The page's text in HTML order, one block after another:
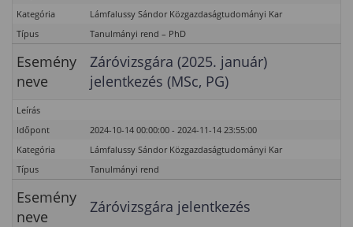
Kategória
Lámfalussy Sándor Közgazdaságtudományi Kar
Típus
Tanulmányi rend – PhD
Esemény
neve
Záróvizsgára (2025. január)
jelentkezés (MSc, PG)
Leírás
Időpont
2024-10-14 00:00:00 - 2024-11-14 23:55:00
Kategória
Lámfalussy Sándor Közgazdaságtudományi Kar
Típus
Tanulmányi rend
Esemény
neve
Záróvizsgára jelentkezés